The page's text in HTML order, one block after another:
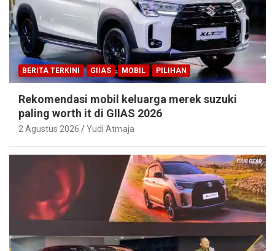
BERITA TERKINI GIIAS MOBIL PILIHAN
Rekomendasi mobil keluarga merek suzuki
paling worth it di GIIAS 2026
2 Agustus 2026 Yudi Atmaja